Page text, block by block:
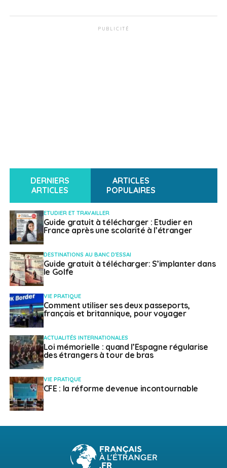
PUBLICITÉ
DERNIERS
ARTICLES
ARTICLES
POPULAIRES
ETUDIER ET TRAVAILLER
Guide gratuit à télécharger : Etudier en
France après une scolarité à l’étranger
DESTINATIONS AU BANC D'ESSAI
Guide gratuit à télécharger: S’implanter dans
le Golfe
VIE PRATIQUE
Comment utiliser ses deux passeports,
français et britannique, pour voyager
ACTUALITÉS INTERNATIONALES
Loi mémorielle : quand l’Espagne régularise
des étrangers à tour de bras
VIE PRATIQUE
CFE : la réforme devenue incontournable